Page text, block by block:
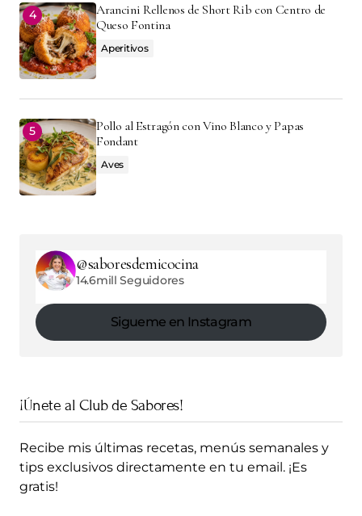
Arancini Rellenos de Short Rib con Centro de
Queso Fontina
Aperitivos
Pollo al Estragón con Vino Blanco y Papas
Fondant
Aves
@saboresdemicocina
14.6mill Seguidores
Sigueme en Instagram
¡Únete al Club de Sabores!
Recibe mis últimas recetas, menús semanales y
tips exclusivos directamente en tu email. ¡Es
gratis!